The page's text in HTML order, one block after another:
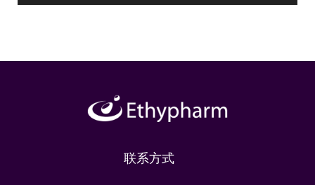
联系方式